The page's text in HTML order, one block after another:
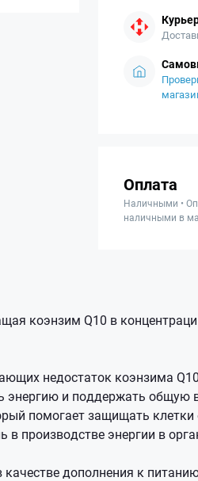
Оплата
Наличными •
наличными в
коэнзим Q10 в
недостаток коэнзима
энергию и поддержать общую
помогает защищать
производстве энергии в
дополнения к